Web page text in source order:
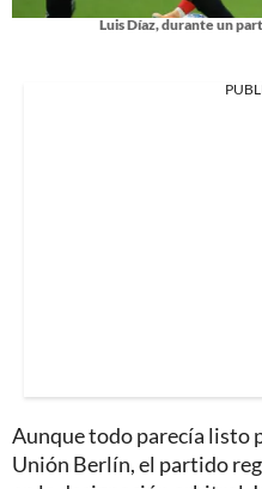
Luis Díaz, durante un
Aunque todo parecía listo
Unión Berlín, el partido